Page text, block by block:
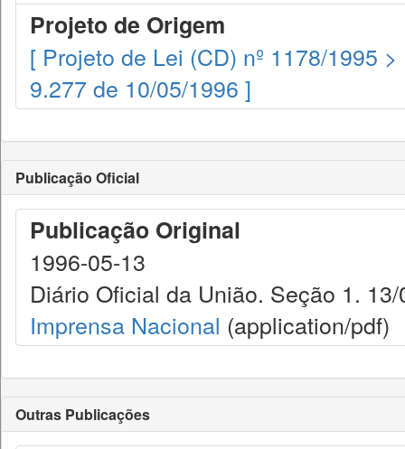
Projeto de Origem
[ Projeto de Lei (CD) nº 1178/1995
9.277 de 10/05/1996 ]
Publicação Oficial
Publicação Original
1996-05-13
Diário Oficial da União. Seção 1.
Imprensa Nacional (application/pdf)
Outras Publicações